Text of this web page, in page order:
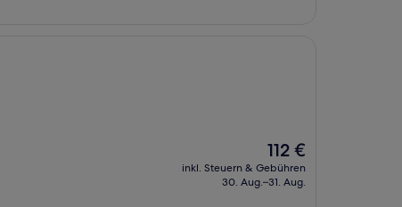
Der
Preis
beträgt
112 €
inkl. Steuern & Gebühren
30. Aug.–31. Aug.